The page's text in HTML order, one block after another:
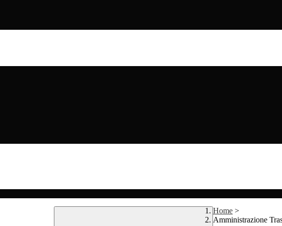
Home >
Amministrazione